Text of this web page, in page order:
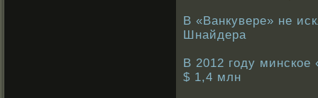
В «Ванкувере» не
Шнайдера
В 2012 году минское
$ 1,4 млн